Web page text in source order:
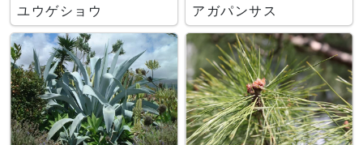
ユウゲショウ アガパンサス